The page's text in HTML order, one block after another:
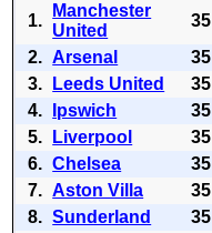
1.
Manchester
United
35
2. Arsenal 35
3.
Leeds United 35
4.
Ipswich 35
5.
Liverpool 35
6. Chelsea 35
7. Aston Villa 35
8. Sunderland 35